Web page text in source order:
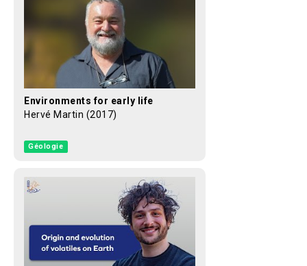
Environments for early life
Hervé Martin (2017)
Géologie